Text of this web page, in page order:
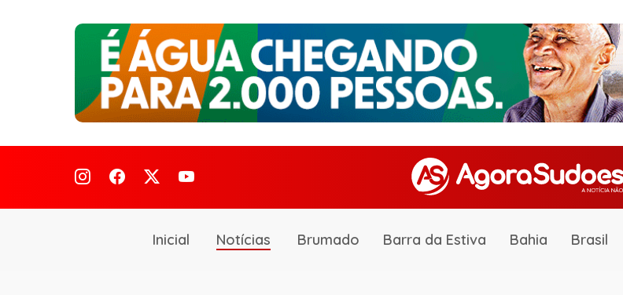
Inicial Notícias Brumado Barra da Estiva Bahia Brasil